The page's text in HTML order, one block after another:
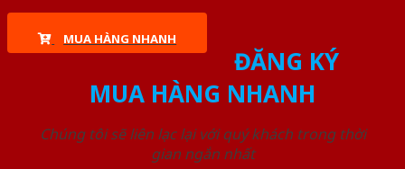
MUA HÀNG NHANH
ĐĂNG KÝ
MUA HÀNG NHANH
Chúng tôi sẽ liên lạc lại với quý khách trong thời
gian ngắn nhất